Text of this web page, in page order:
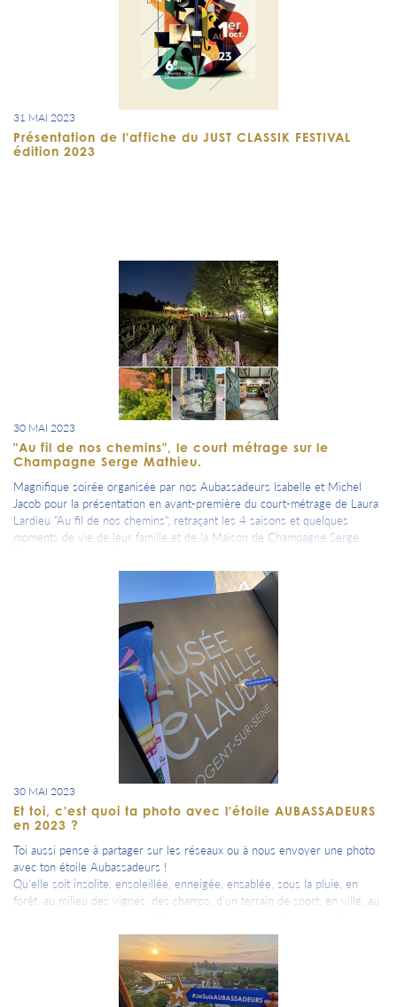
31 MAI 2023
Présentation de l'affiche du JUST CLASSIK FESTIVAL
édition 2023
30 MAI 2023
"Au fil de nos chemins", le court métrage sur le
Champagne Serge Mathieu.
Magnifique soirée organisée par nos Aubassadeurs Isabelle et Michel
Jacob pour la présentation en avant-première du court-métrage de Laura
Lardieu "Au fil de nos chemins", retraçant les 4 saisons et quelques
moments de vie de leur famille et de la Maison de Champagne Serge
30 MAI 2023
Et toi, c'est quoi ta photo avec l'étoile AUBASSADEURS
en 2023 ?
Toi aussi pense à partager sur les réseaux ou à nous envoyer une photo
avec ton étoile Aubassadeurs !
Qu'elle soit insolite, ensoleillée, enneigée, ensablée, sous la pluie, en
forêt, au milieu des vignes, des champs, d'un terrain de sport, en ville, au
navigant, en volant, en roulant, en ballade, autour d'une coupe, d'un verre
de cidre, de bière, de Prunelle de Troyes ou de jus de pomme, en
dégustation de produits du terroir, en fiesta, en découverte, avec ou sans
toi.... bref quand tu veux => fais nous une photo pour rappeler ton
attachement, ton souriant et amical sentiment d'appartenance à notre